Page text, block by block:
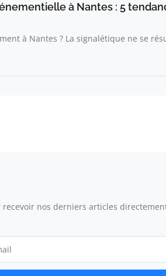
à Nantes : 5
à Nantes ? La signalétique ne se
recevoir nos derniers articles